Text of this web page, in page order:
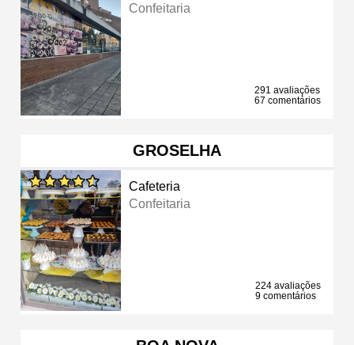
Confeitaria
291 avaliações
67 comentários
GROSELHA
Cafeteria
Confeitaria
224 avaliações
9 comentários